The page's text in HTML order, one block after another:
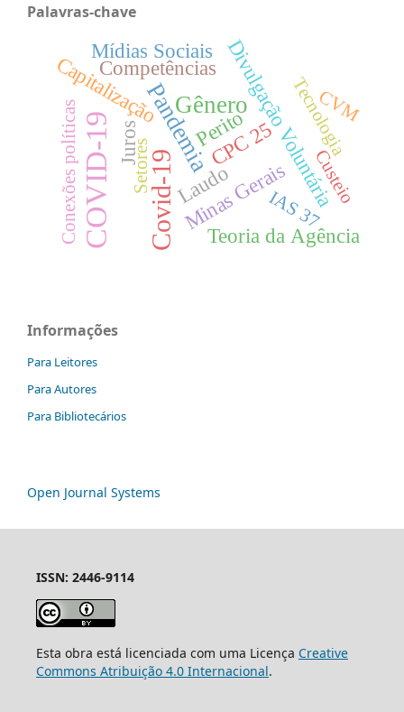
Palavras-chave
COVID-19 Covid-19
Gênero
Pandemia
Capitalização Divulgação Voluntária
Juros
Laudo
Perito
Competências
Minas Gerais
CPC 25
Mídias Sociais
Teoria da Agência
Custeio
Tecnologia
Setores
Conexões políticas IAS 37
CVM
Informações
Para Leitores
Para Autores
Para Bibliotecários
Open Journal Systems
ISSN: 2446-9114
Esta obra está licenciada com uma Licença Creative
Commons Atribuição 4.0 Internacional.